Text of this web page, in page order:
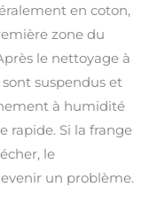
en coton,
zone du
le nettoyage à
suspendus et
à humidité
rapide. Si la frange
le
un problème.